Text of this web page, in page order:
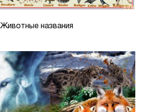
Животные названия